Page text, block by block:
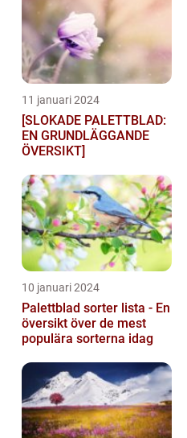
11 januari 2024
[SLOKADE PALETTBLAD:
EN GRUNDLÄGGANDE
ÖVERSIKT]
10 januari 2024
Palettblad sorter lista - En
översikt över de mest
populära sorterna idag